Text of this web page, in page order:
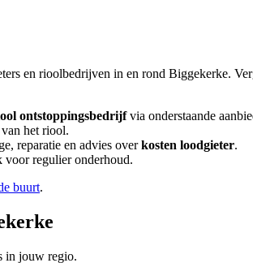
en rioolbedrijven in en rond Biggekerke.
ontstoppingsbedrijfvia onderstaande
het riool.
reparatie en advies overkosten loodgieter.
regulier onderhoud.
buurt.
in jouw regio.